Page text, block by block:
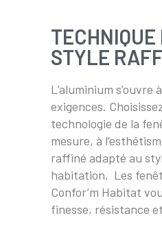
TECHNIQUE
STYLE
L’aluminium s’ouvre
exigences.
technologie de la
mesure, à
raffiné adapté au
habitation. Les
Confor’m Habitat
finesse, résistance